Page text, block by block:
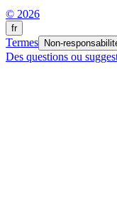
© 2026
fr
Termes Non-
Des questions ou